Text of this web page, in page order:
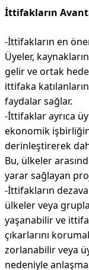
İttifakların
-İttifakların en
Üyeler,
gelir ve ortak
ittifaka
faydalar sağlar.
-İttifaklar ayrıca
ekonomik
derinleştirerek
Bu, ülkeler
yarar sağlayan
-İttifakların
ülkeler veya
yaşanabilir ve
çıkarlarını
zorlanabilir veya
nedeniyle